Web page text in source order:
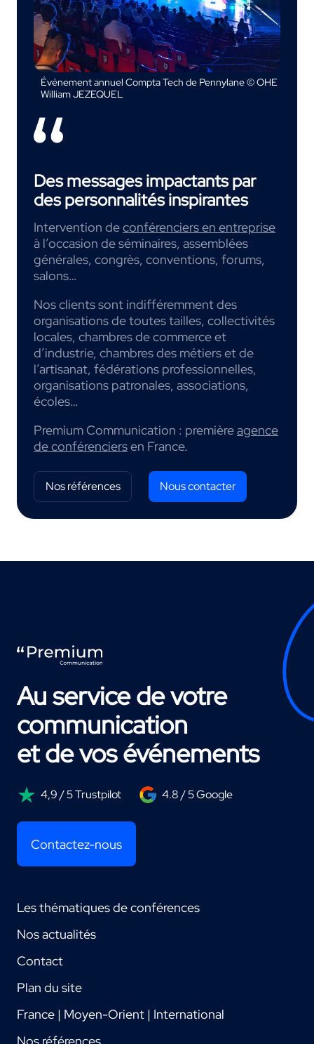
Événement annuel Compta Tech de Pennylane © OHE
William JEZEQUEL
Des messages impactants par
des personnalités inspirantes
Intervention deconférenciers en entreprise
à l’occasion de séminaires, assemblées
générales, congrès, conventions, forums,
salons…
Nos clients sont indifféremment des
organisations de toutes tailles, collectivités
locales, chambres de commerce et
d’industrie, chambres des métiers et de
l’artisanat, fédérations professionnelles,
organisations patronales, associations,
écoles…
Premium Communication : premièreagence
de conférenciersen France.
Nos références Nous contacter
Au service de votre
communication
et de vos événements
4,9 / 5 Trustpilot 4.8 / 5 Google
Contactez-nous
Les thématiques de conférences
Nos actualités
Contact
Plan du site
France | Moyen-Orient | International